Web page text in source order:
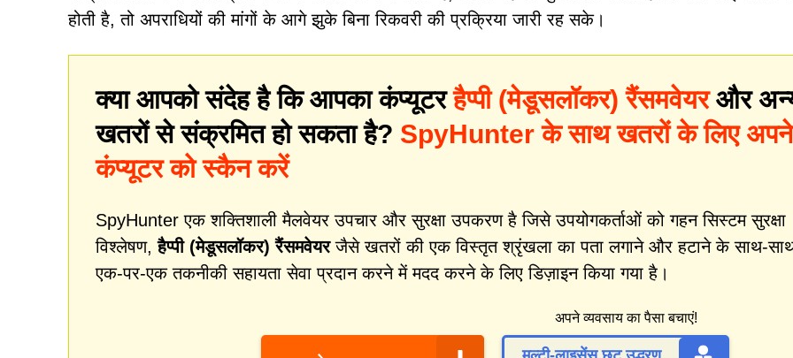
होती है, तो अपराधियों की मांगों के आगे झुके बिना रिकवरी की प्रक्रिया जारी रह सके।
क्या आपको संदेह है कि आपका कंप्यूटरहैप्पी (मेडूसलॉकर) रैंसमवेयरऔर
खतरों से संक्रमित हो सकता है? SpyHunter के साथ खतरों के लिए अपने
कंप्यूटर को स्कैन करें
SpyHunter एक शक्तिशाली मैलवेयर उपचार और सुरक्षा उपकरण है जिसे उपयोगकर्ताओं को गहन सिस्टम सुरक्षा
विश्लेषण,हैप्पी (मेडूसलॉकर) रैंसमवेयरजैसे खतरों की एक विस्तृत श्रृंखला का पता लगाने और हटाने के साथ-
एक-पर-एक तकनीकी सहायता सेवा प्रदान करने में मदद करने के लिए डिज़ाइन किया गया है।
अपने व्यवसाय का पैसा बचाएं!